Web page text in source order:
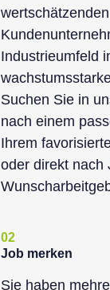
wertschätzenden
Industrieumfeld
Suchen Sie in
nach einem
Ihrem
oder direkt nach
02
Job merken
Sie haben